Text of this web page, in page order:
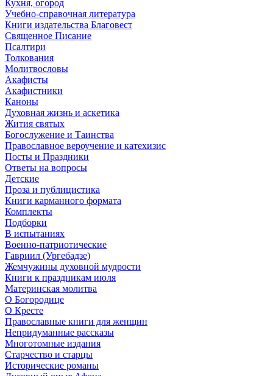
Кухня, огород
Учебно-справочная литература
Книги издательства Благовест
Священное Писание
Псалтири
Толкования
Молитвословы
Акафисты
Акафистники
Каноны
Духовная жизнь и аскетика
Жития святых
Богослужение и Таинства
Православное вероучение и катехизис
Посты и Праздники
Ответы на вопросы
Детские
Проза и публицистика
Книги карманного формата
Комплекты
Подборки
В испытаниях
Военно-патриотические
Гавриил (Ургебадзе)
Жемчужины духовной мудрости
Книги к праздникам июля
Материнская молитва
О Богородице
О Кресте
Православные книги для женщин
Непридуманные рассказы
Многотомные издания
Старчество и старцы
Исторические романы